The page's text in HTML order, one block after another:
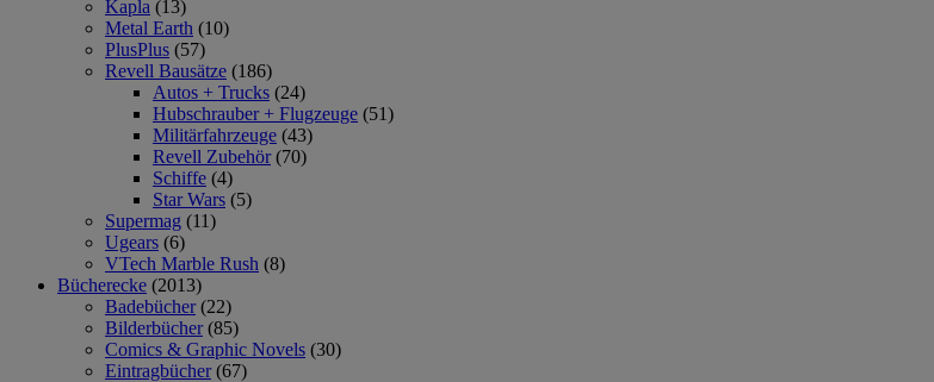
Kapla (13)
Metal Earth (10)
PlusPlus (57)
Revell Bausätze (186)
Autos + Trucks (24)
Hubschrauber + Flugzeuge (51)
Militärfahrzeuge (43)
Revell Zubehör (70)
Schiffe (4)
Star Wars (5)
Supermag (11)
Ugears (6)
VTech Marble Rush (8)
Bücherecke (2013)
Badebücher (22)
Bilderbücher (85)
Comics & Graphic Novels (30)
Eintragbücher (67)